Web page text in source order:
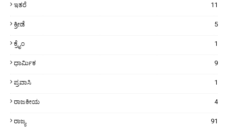
ಇತರೆ 11
ಕ್ರೀಡೆ 5
ಕ್ರೈಂ 1
ಧಾರ್ಮಿಕ 9
ಪ್ರವಾಸಿ 1
ರಾಜಕೀಯ 4
ರಾಜ್ಯ 91